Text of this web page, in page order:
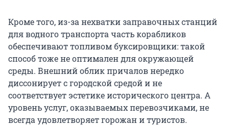
Кроме того, из-за нехватки заправочных станций
для водного транспорта часть корабликов
обеспечивают топливом буксировщики: такой
способ тоже не оптимален для окружающей
среды. Внешний облик причалов нередко
диссонирует с городской средой и не
соответствует эстетике исторического центра. А
уровень услуг, оказываемых перевозчиками, не
всегда удовлетворяет горожан и туристов.